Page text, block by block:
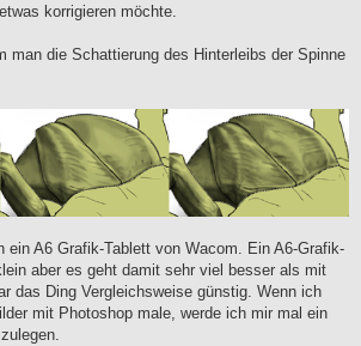
korrigieren möchte.
man die Schattierung des Hinterleibs der Spinne
ein A6 Grafik-Tablett von Wacom. Ein A6-Grafik-
aber es geht damit sehr viel besser als mit
das Ding Vergleichsweise günstig. Wenn ich
mit Photoshop male, werde ich mir mal ein